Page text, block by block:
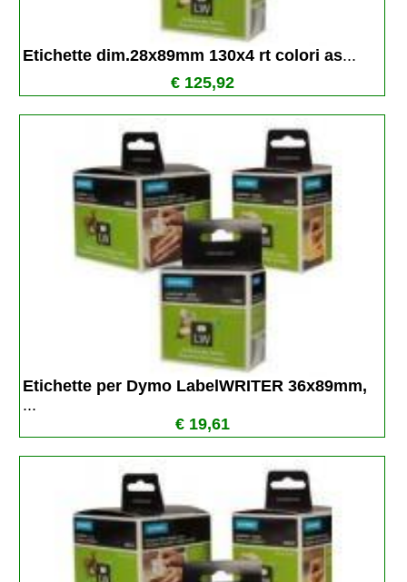
Etichette dim.28x89mm 130x4 rt colori as...
€ 125,92
Etichette per Dymo LabelWRITER 36x89mm,
...
€ 19,61